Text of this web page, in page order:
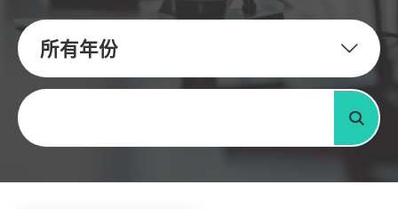
所有年份
关键字
搜寻